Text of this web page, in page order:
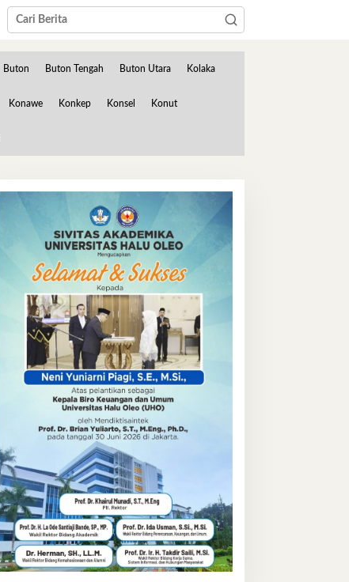
Buton Buton Tengah Buton Utara Kolaka
Konawe Konkep Konsel Konut